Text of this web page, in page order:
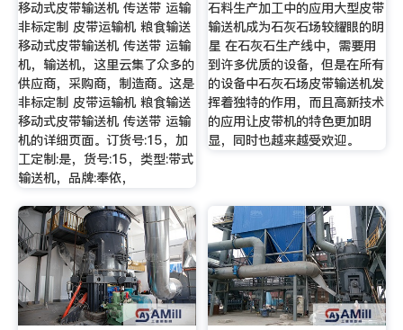
移动式皮带输送机 传送带 运输
非标定制 皮带运输机 粮食输送
移动式皮带输送机 传送带 运输
机，输送机，这里云集了众多的
供应商，采购商，制造商。这是
非标定制 皮带运输机 粮食输送
移动式皮带输送机 传送带 运输
机的详细页面。订货号:15，加
工定制:是，货号:15，类型:带式
输送机，品牌:奉依，
石料生产加工中的应用大型皮带
输送机成为石灰石场较耀眼的明
星 在石灰石生产线中，需要用
到许多优质的设备，但是在所有
的设备中石灰石场皮带输送机发
挥着独特的作用，而且高新技术
的应用让皮带机的特色更加明
显，同时也越来越受欢迎。